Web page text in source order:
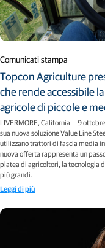
Comunicati stampa
Topcon Agriculture
che rende accessibile
agricole di piccole e
LIVERMORE, California — 9
sua nuova soluzione Value Line
utilizzano trattori di fascia media
nuova offerta rappresenta un
platea di agricoltori, la tecnologia
più grandi.
Leggi di più